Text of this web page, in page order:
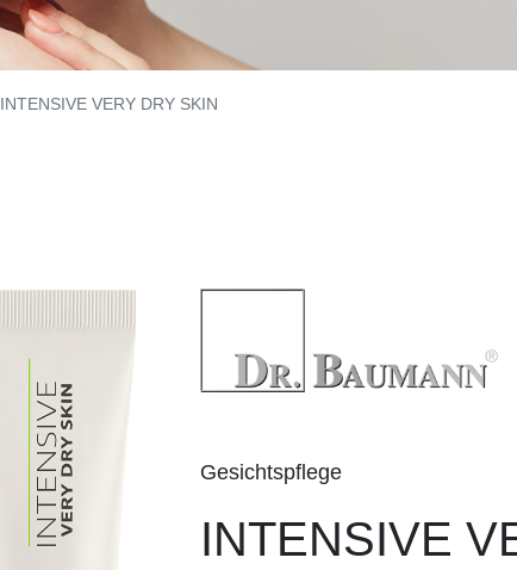
INTENSIVE VERY DRY SKIN
Gesichtspflege
INTENSIVE